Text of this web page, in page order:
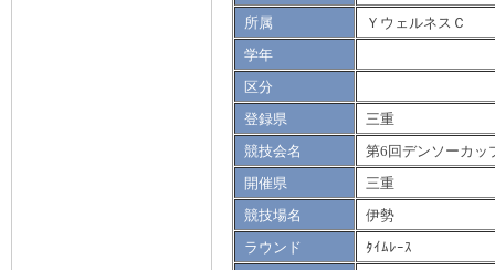
所属
ＹウェルネスＣ
学年
区分
登録県
三重
競技会名
第6回デンソーカッ
開催県
三重
競技場名
伊勢
ラウンド
ﾀｲﾑﾚｰｽ